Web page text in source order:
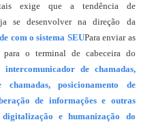
exige que a tendência de
se desenvolver na direção da
com o sistema SEUPara enviar as
para o terminal de cabeceira do
intercomunicador de chamadas,
posicionamento de
de informações e outras
e humanização do